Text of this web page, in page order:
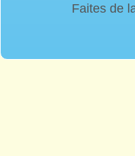
Faites de